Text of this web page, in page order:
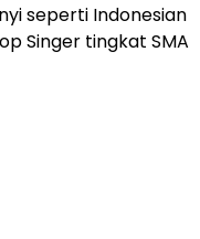
seperti Indonesian
Singer tingkat SMA